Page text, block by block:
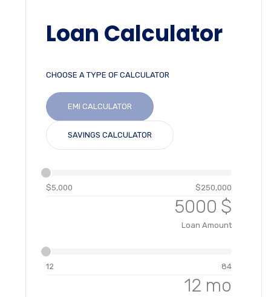
Loan Calculator
CHOOSE A TYPE OF CALCULATOR
EMI CALCULATOR
SAVINGS CALCULATOR
$5,000 $250,000
$
Loan Amount
12 84
mo